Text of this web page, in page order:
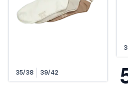
35/38 39/42